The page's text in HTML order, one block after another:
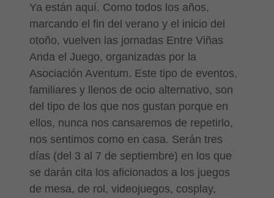
Ya están aquí. Como todos los años,
marcando el fin del verano y el inicio del
otoño, vuelven las jornadas Entre Viñas
Anda el Juego, organizadas por la
Asociación Aventum. Este tipo de eventos,
familiares y llenos de ocio alternativo, son
del tipo de los que nos gustan porque en
ellos, nunca nos cansaremos de repetirlo,
nos sentimos como en casa. Serán tres
días (del 3 al 7 de septiembre) en los que
se darán cita los aficionados a los juegos
de mesa, de rol, videojuegos, cosplay,